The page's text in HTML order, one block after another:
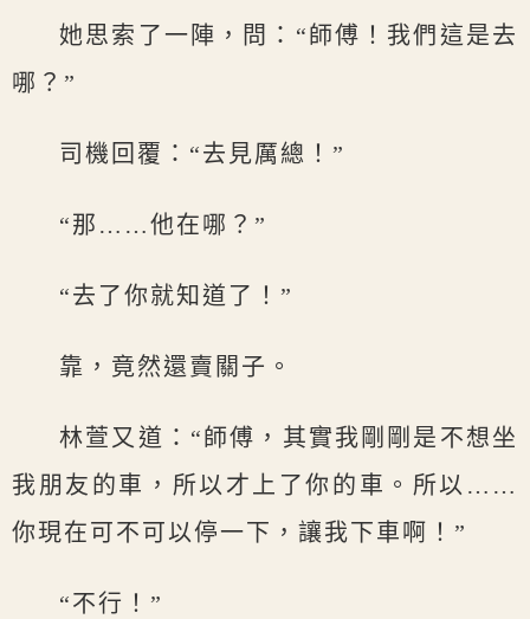
她思索了一陣，問：“師傅！我們這是去
哪？”
司機回覆：“去見厲總！”
“那……他在哪？”
“去了你就知道了！”
靠，竟然還賣關子。
林萱又道：“師傅，其實我剛剛是不想坐
我朋友的車，所以才上了你的車。所以……
你現在可不可以停一下，讓我下車啊！”
“不行！”